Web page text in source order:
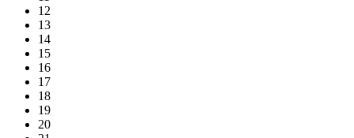
12
13
14
15
16
17
18
19
20